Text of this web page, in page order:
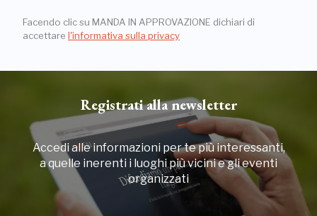
Facendo clic su MANDA IN APPROVAZIONE dichiari di
accettare l'informativa sulla privacy
Registrati alla newsletter
Accedi alle informazioni per te più interessanti,
a quelle inerenti i luoghi più vicini e gli eventi
organizzati